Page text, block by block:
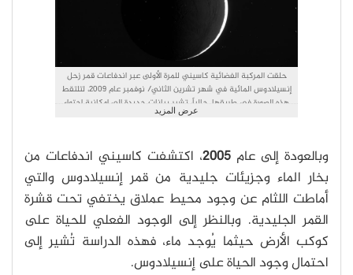
حلقت المركبة الفضائية كاسيني للمرة الأولى عبر اندفاعات قمر زحل
إنسيلادوس المائية في شهر تشرين الثاني/ نوفمبر عام 2009، لتلتقط
هذه الصورة في طريقها. حالياً، تشير بيانات جديدة إلى إمكانية احتواء
هذه الاندفاعات على جزيئاتٍمن مركباتٍ عضوية معقدة ذات أساس
عرض المزيد
وبالعودة إلى عام 2005، اكتشفت كاسيني اندفاعات من
بخار الماء وجزيئات جليدية من قمر إنسيلادوس والتي
أماطت اللثام عن وجود محيط عملاق يختفي تحت قشرة
القمر الجليدية. وبالنظر إلى الوجود الفعلي للحياة على
كوكب الأرض حيثما يُوجد ماء، فهذه الدراسة تُشير إلى
احتمال وجود الحياة على إنسيلادوس.